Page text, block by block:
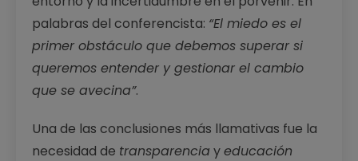
palabras del conferencista: “El miedo es el
primer obstáculo que debemos superar si
queremos entender y gestionar el cambio
que se avecina”.
Una de las conclusiones más llamativas fue la
necesidad de transparencia yeducación